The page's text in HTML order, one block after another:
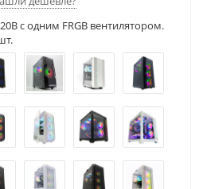
c одним FRGB вентилятором.